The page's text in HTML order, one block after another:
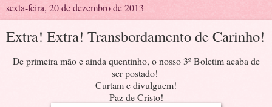
sexta-feira, 20 de dezembro de 2013
Extra! Extra! Transbordamento de Carinho!
De primeira mão e ainda quentinho, o nosso 3º Boletim acaba de
ser postado!
Curtam e divulguem!
Paz de Cristo!